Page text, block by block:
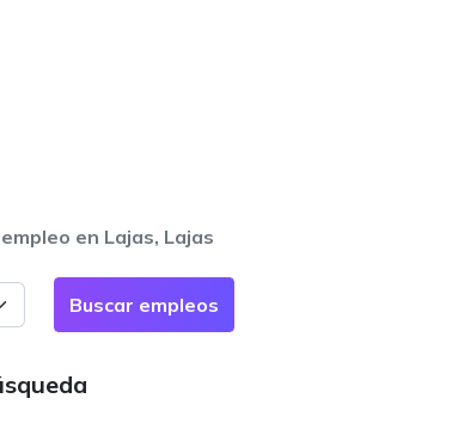
en Lajas, Lajas